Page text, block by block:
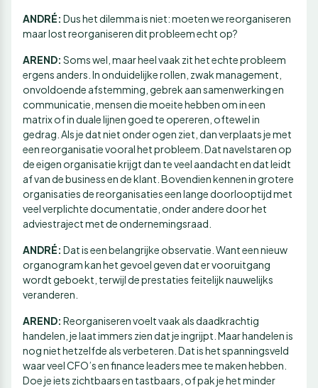
ANDRÉ: Dus het dilemma is niet: moeten we reorganiseren
maar lost reorganiseren dit probleem echt op?
AREND: Soms wel, maar heel vaak zit het echte probleem
ergens anders. In onduidelijke rollen, zwak management,
onvoldoende afstemming, gebrek aan samenwerking en
communicatie, mensen die moeite hebben om in een
matrix of in duale lijnen goed te opereren, oftewel in
gedrag. Als je dat niet onder ogen ziet, dan verplaats je met
een reorganisatie vooral het probleem. Dat navelstaren op
de eigen organisatie krijgt dan te veel aandacht en dat leidt
af van de business en de klant. Bovendien kennen in grotere
organisaties de reorganisaties een lange doorlooptijd met
veel verplichte documentatie, onder andere door het
adviestraject met de ondernemingsraad.
ANDRÉ: Dat is een belangrijke observatie. Want een nieuw
organogram kan het gevoel geven dat er vooruitgang
wordt geboekt, terwijl de prestaties feitelijk nauwelijks
veranderen.
AREND: Reorganiseren voelt vaak als daadkrachtig
handelen, je laat immers zien dat je ingrijpt. Maar handelen is
nog niet hetzelfde als verbeteren. Dat is het spanningsveld
waar veel CFO’s en finance leaders mee te maken hebben.
Doe je iets zichtbaars en tastbaars, of pak je het minder